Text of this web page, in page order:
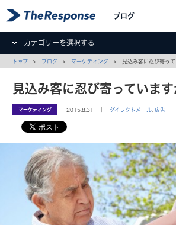
ブログ
カテゴリーを選択する
トップ > ブログ > マーケティング > 見込み客に忍び寄って
見込み客に忍び寄っています
マーケティング 2015.8.31 ｜ダイレクトメール 広告